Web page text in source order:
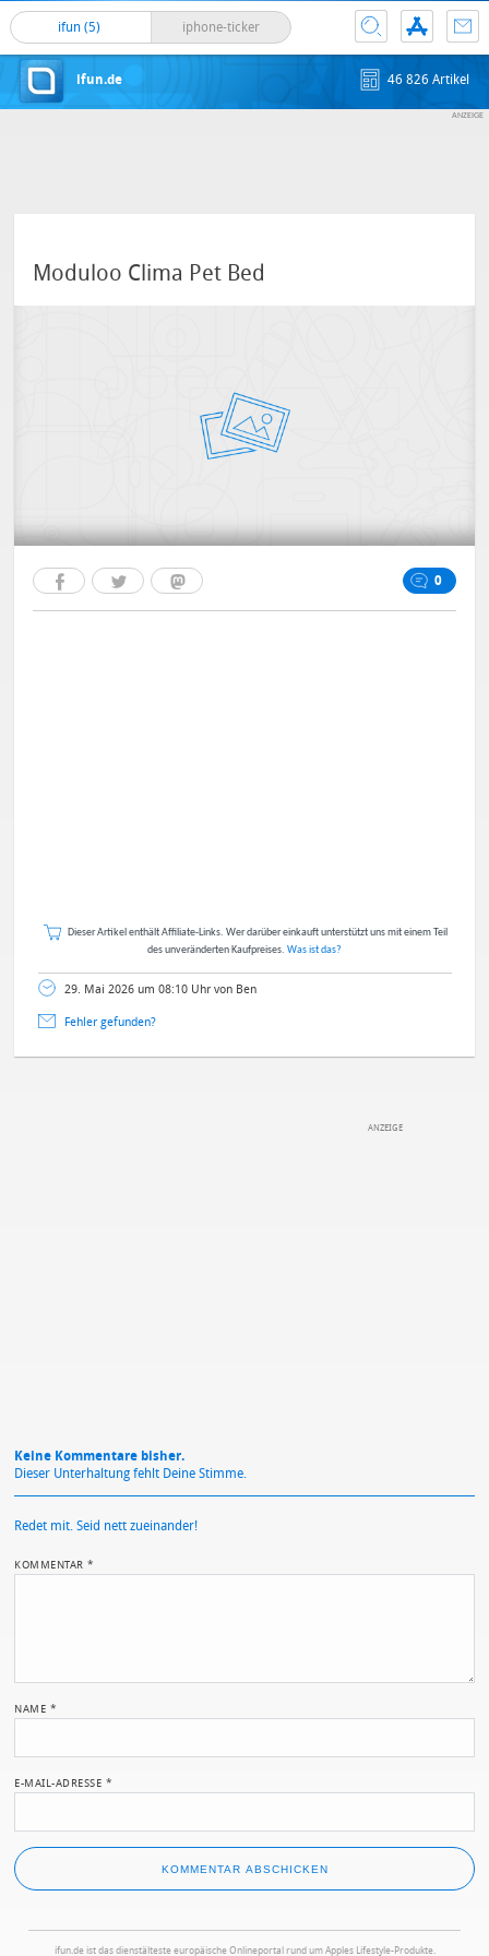
ifun (5) iphone-ticker
ifun.de 46 826 Artikel
Moduloo Clima Pet Bed
0
Dieser Artikel enthält Affiliate-Links. Wer darüber einkauft unterstützt uns mit einem Teil
des unveränderten Kaufpreises. Was ist das?
29. Mai 2026 um 08:10 Uhr von Ben
Fehler gefunden?
Keine Kommentare bisher.
Dieser Unterhaltung fehlt Deine Stimme.
Redet mit. Seid nett zueinander!
KOMMENTAR*
NAME *
E-MAIL-ADRESSE *
ifun.de ist das dienstälteste europäische Onlineportal rund um Apples Lifestyle-Produkte.